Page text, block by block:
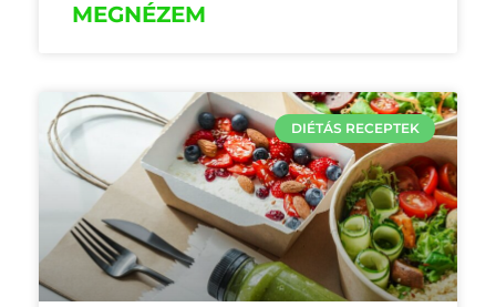
MEGNÉZEM
DIÉTÁS RECEPTEK